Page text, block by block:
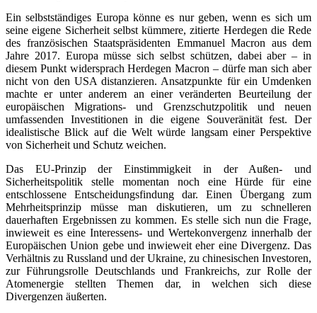
Ein selbstständiges Europa könne es nur geben, wenn es sich um
seine eigene Sicherheit selbst kümmere, zitierte Herdegen die Rede
des französischen Staatspräsidenten Emmanuel Macron aus dem
Jahre 2017. Europa müsse sich selbst schützen, dabei aber – in
diesem Punkt widersprach Herdegen Macron – dürfe man sich aber
nicht von den USA distanzieren. Ansatzpunkte für ein Umdenken
machte er unter anderem an einer veränderten Beurteilung der
europäischen Migrations- und Grenzschutzpolitik und neuen
umfassenden Investitionen in die eigene Souveränität fest. Der
idealistische Blick auf die Welt würde langsam einer Perspektive
von Sicherheit und Schutz weichen.
Das EU-Prinzip der Einstimmigkeit in der Außen- und
Sicherheitspolitik stelle momentan noch eine Hürde für eine
entschlossene Entscheidungsfindung dar. Einen Übergang zum
Mehrheitsprinzip müsse man diskutieren, um zu schnelleren
dauerhaften Ergebnissen zu kommen. Es stelle sich nun die Frage,
inwieweit es eine Interessens- und Wertekonvergenz innerhalb der
Europäischen Union gebe und inwieweit eher eine Divergenz. Das
Verhältnis zu Russland und der Ukraine, zu chinesischen Investoren,
zur Führungsrolle Deutschlands und Frankreichs, zur Rolle der
Atomenergie stellten Themen dar, in welchen sich diese
Divergenzen äußerten.